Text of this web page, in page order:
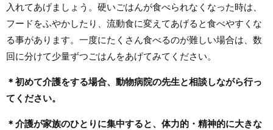
入れてあげましょう。硬いごはんが食べられなくなった時は、
フードをふやかしたり、流動食に変えてあげると食べやすくな
る事があります。一度にたくさん食べるのが難しい場合は、数
回に分けて少量ずつごはんをあげてみてください。
＊初めて介護をする場合、動物病院の先生と相談しながら行っ
てください。
＊介護が家族のひとりに集中すると、体力的・精神的に大きな